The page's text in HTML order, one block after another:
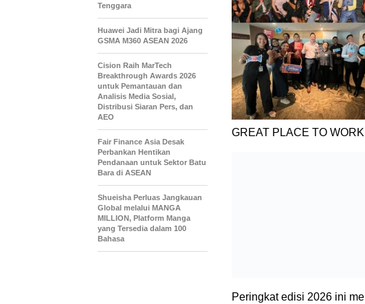
GREAT PLACE TO
Peringkat edisi 2026 ini
Tenggara
Huawei Jadi Mitra bagi Ajang
GSMA M360 ASEAN 2026
Cision Raih MarTech
Breakthrough Awards 2026
untuk Pemantauan dan
Analisis Media Sosial,
Distribusi Siaran Pers, dan
AEO
Fair Finance Asia Desak
Perbankan Hentikan
Pendanaan untuk Sektor Batu
Bara di ASEAN
Shueisha Perluas Jangkauan
Global melalui MANGA
MILLION, Platform Manga
yang Tersedia dalam 100
Bahasa